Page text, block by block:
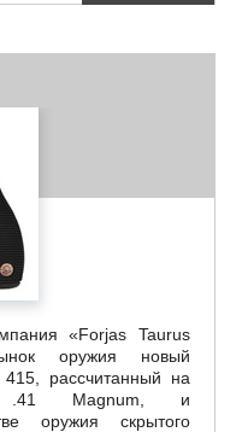
«Forjas Taurus
оружия новый
рассчитанный на
.41 Magnum, и
оружия скрытого